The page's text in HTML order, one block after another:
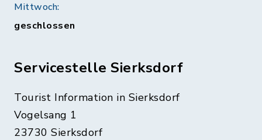
Mittwoch:
geschlossen
Servicestelle Sierksdorf
Tourist Information in Sierksdorf
Vogelsang 1
23730 Sierksdorf